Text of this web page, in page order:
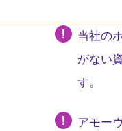
当社の
がない
す。
アモー